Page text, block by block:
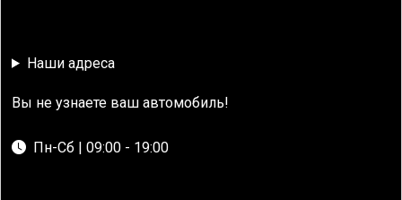
Наши адреса
Вы не узнаете ваш автомобиль!
Пн-Сб | 09:00 - 19:00